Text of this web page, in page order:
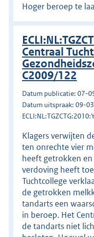
Hoger beroep te
Centraal
C2009/122
Datum publicatie: 07-
Datum uitspraak: 09-
Klagers verwijten
ten onrechte vier
heeft getrokken
verdoving heeft
Tuchtcollege
de getrokken
tandarts een
in beroep. Het
de tandarts niet